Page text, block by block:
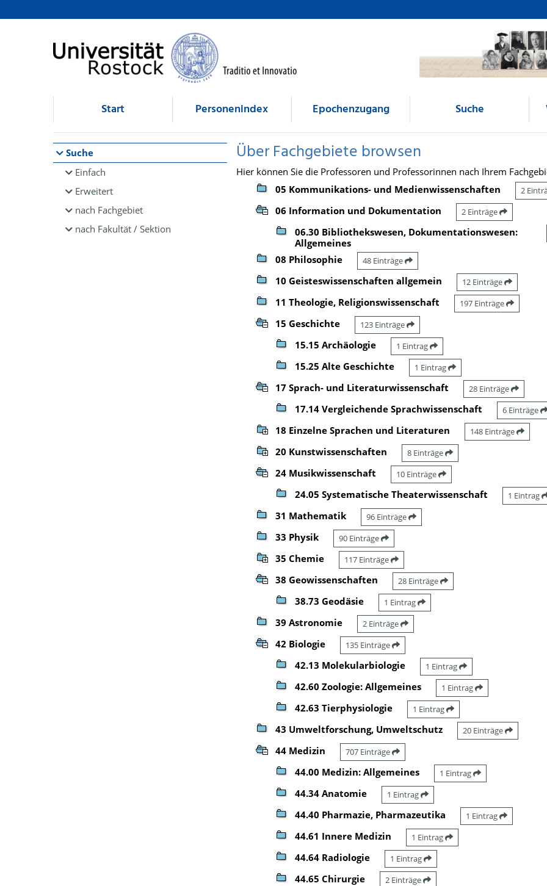
Browsen
direkt zum Inhalt
Start Personenindex Epochenzugang Suche
Suche
Einfach
Erweitert
nach Fachgebiet
nach Fakultät / Sektion
Über Fachgebiete browsen
Hier können Sie die Professoren und Professorinnen nach Ihrem
05 Kommunikations- und Medienwissenschaften
2
06 Information und Dokumentation 2 Einträge
06.30 Bibliothekswesen, Dokumentationswesen:
Allgemeines
08 Philosophie 48 Einträge
10 Geisteswissenschaften allgemein 12 Einträge
11 Theologie, Religionswissenschaft 197 Einträge
15 Geschichte 123 Einträge
15.15 Archäologie 1 Eintrag
15.25 Alte Geschichte 1 Eintrag
17 Sprach- und Literaturwissenschaft 28 Einträge
17.14 Vergleichende Sprachwissenschaft 6 Einträge
18 Einzelne Sprachen und Literaturen 148 Einträge
20 Kunstwissenschaften 8 Einträge
24 Musikwissenschaft 10 Einträge
24.05 Systematische Theaterwissenschaft 1 Eintrag
31 Mathematik 96 Einträge
33 Physik 90 Einträge
35 Chemie 117 Einträge
38 Geowissenschaften 28 Einträge
38.73 Geodäsie 1 Eintrag
39 Astronomie 2 Einträge
42 Biologie 135 Einträge
42.13 Molekularbiologie 1 Eintrag
42.60 Zoologie: Allgemeines 1 Eintrag
42.63 Tierphysiologie 1 Eintrag
43 Umweltforschung, Umweltschutz 20 Einträge
44 Medizin 707 Einträge
44.00 Medizin: Allgemeines 1 Eintrag
44.34 Anatomie 1 Eintrag
44.40 Pharmazie, Pharmazeutika 1 Eintrag
44.61 Innere Medizin 1 Eintrag
44.64 Radiologie 1 Eintrag
44.65 Chirurgie 2 Einträge